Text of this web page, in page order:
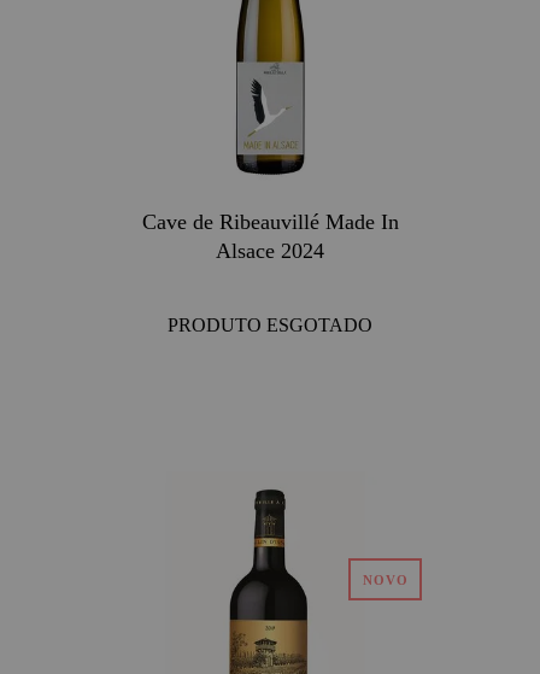
Cave de Ribeauvillé Made In
Alsace 2024
PRODUTO ESGOTADO